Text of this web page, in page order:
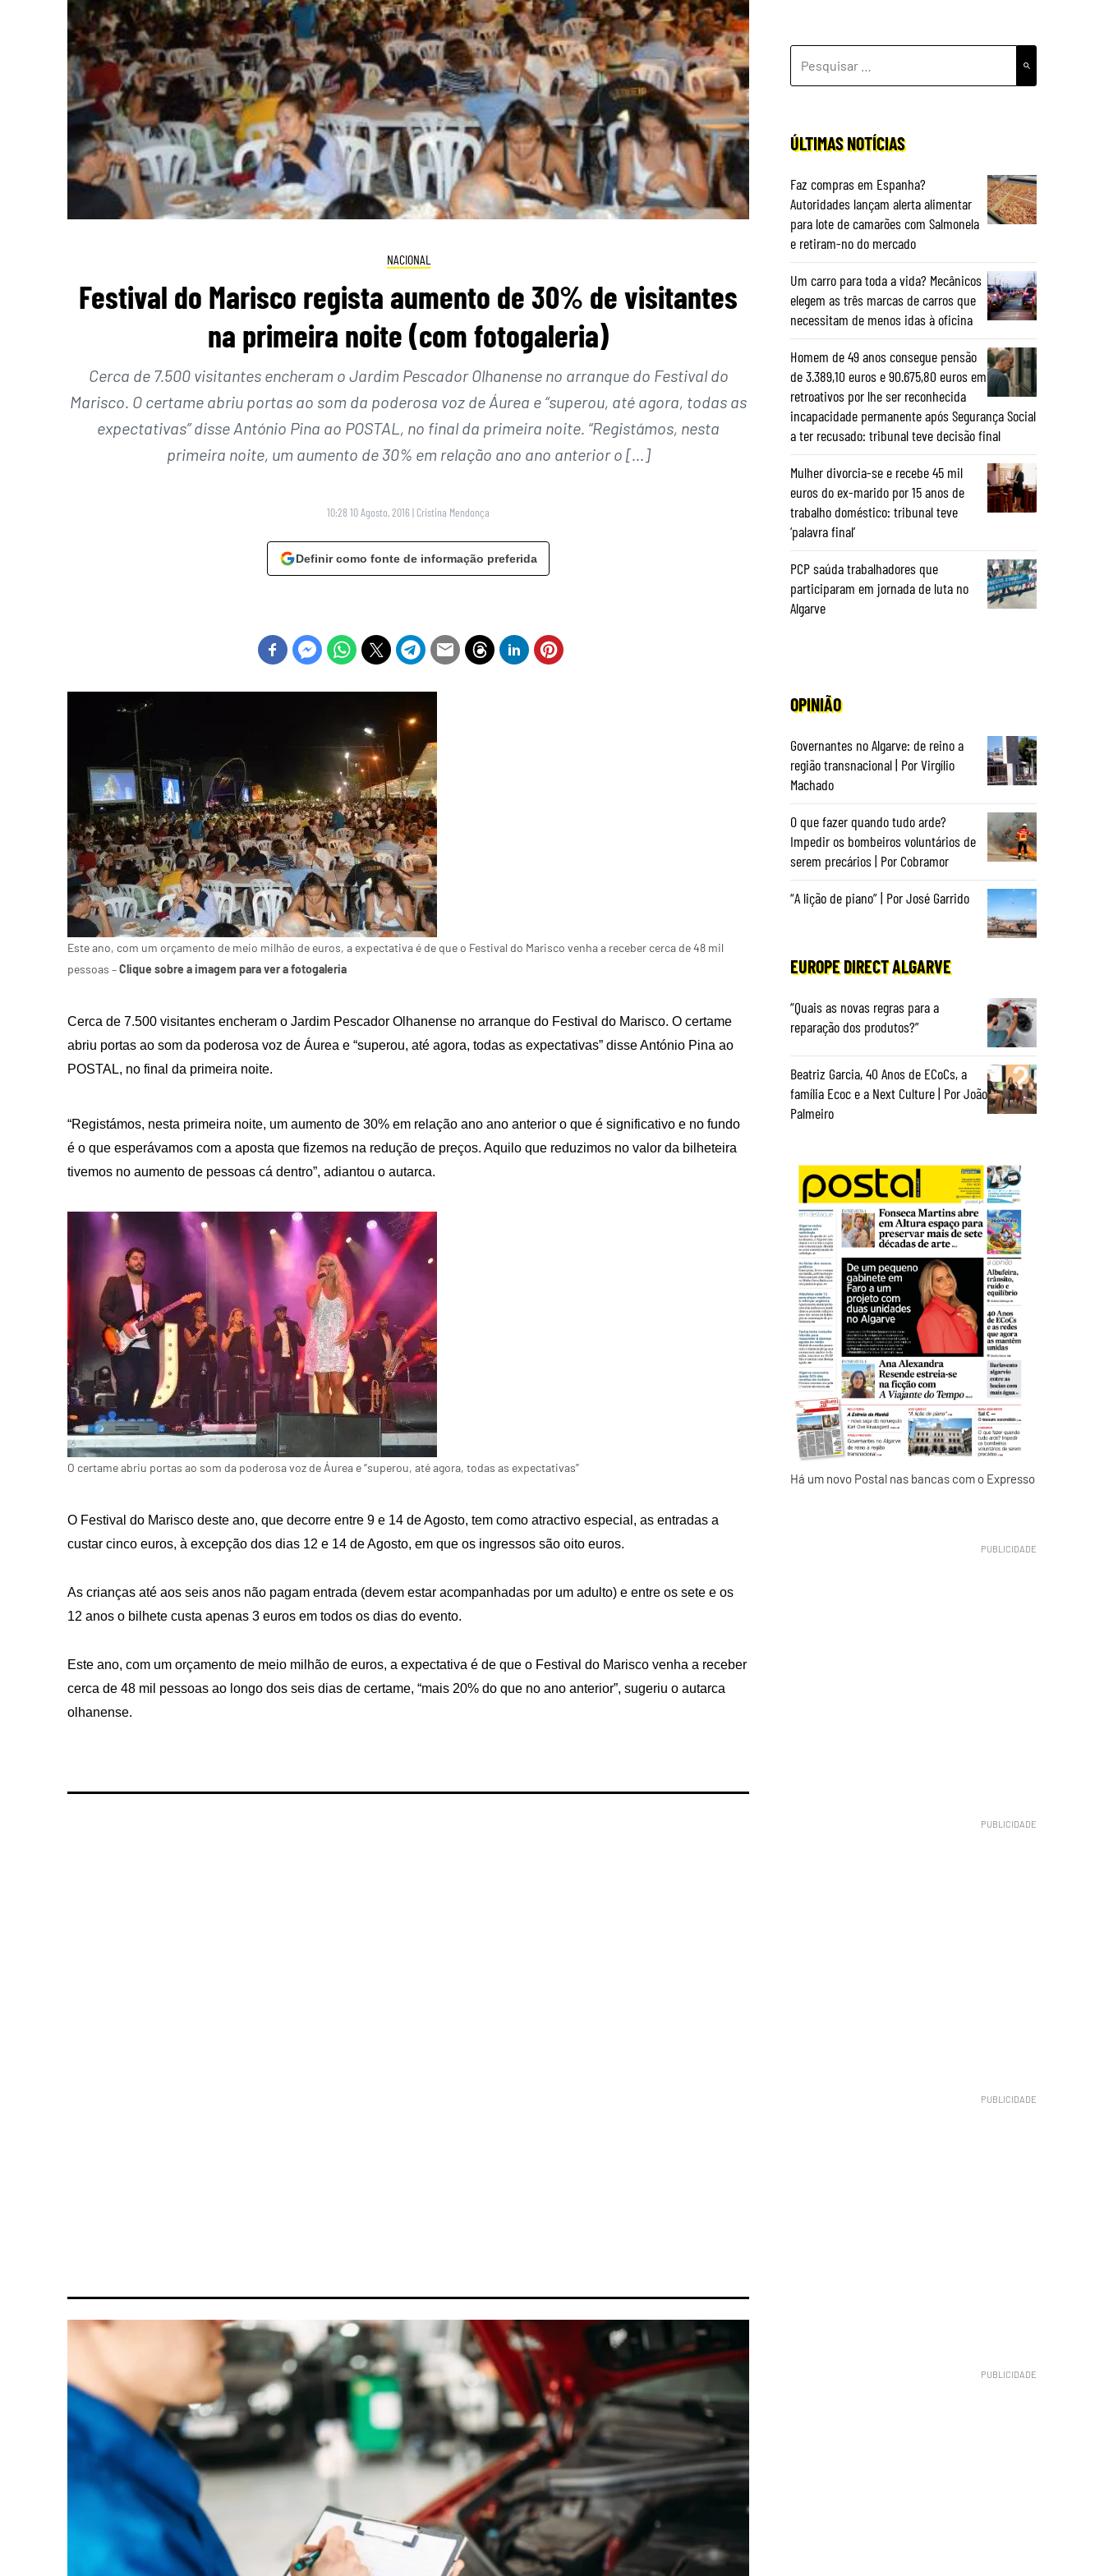
NACIONAL
Festival do Marisco regista aumento de 30% de visitantes
na primeira noite (com fotogaleria)
Cerca de 7.500 visitantes encheram o Jardim Pescador Olhanense no arranque do Festival do
Marisco. O certame abriu portas ao som da poderosa voz de Áurea e “superou, até agora, todas as
expectativas” disse António Pina ao POSTAL, no final da primeira noite. “Registámos, nesta
primeira noite, um aumento de 30% em relação ano ano anterior o […]
10:28 10 Agosto, 2016 | Cristina Mendonça
Definir como fonte de informação preferida
Este ano, com um orçamento de meio milhão de euros, a expectativa é de que o Festival do Marisco venha a receber cerca de 48 mil
pessoas –Clique sobre a imagem para ver a fotogaleria
Cerca de 7.500 visitantes encheram o Jardim Pescador Olhanense no arranque do Festival do Marisco. O certame
abriu portas ao som da poderosa voz de Áurea e “superou, até agora, todas as expectativas” disse António Pina ao
POSTAL, no final da primeira noite.
“Registámos, nesta primeira noite, um aumento de 30% em relação ano ano anterior o que é significativo e no fundo
é o que esperávamos com a aposta que fizemos na redução de preços. Aquilo que reduzimos no valor da bilheteira
tivemos no aumento de pessoas cá dentro”, adiantou o autarca.
O certame abriu portas ao som da poderosa voz de Áurea e “superou, até agora, todas as expectativas”
O Festival do Marisco deste ano, que decorre entre 9 e 14 de Agosto, tem como atractivo especial, as entradas a
custar cinco euros, à excepção dos dias 12 e 14 de Agosto, em que os ingressos são oito euros.
As crianças até aos seis anos não pagam entrada (devem estar acompanhadas por um adulto) e entre os sete e os
12 anos o bilhete custa apenas 3 euros em todos os dias do evento.
Este ano, com um orçamento de meio milhão de euros, a expectativa é de que o Festival do Marisco venha a receber
cerca de 48 mil pessoas ao longo dos seis dias de certame, “mais 20% do que no ano anterior”, sugeriu o autarca
olhanense.
POR:
ÚLTIMAS NOTÍCIAS
Faz compras em Espanha?
Autoridades lançam alerta alimentar
para lote de camarões com Salmonela
e retiram-no do mercado
Um carro para toda a vida? Mecânicos
elegem as três marcas de carros que
necessitam de menos idas à oficina
Homem de 49 anos consegue pensão
de 3.389,10 euros e 90.675,80 euros em
retroativos por lhe ser reconhecida
incapacidade permanente após Segurança Social
a ter recusado: tribunal teve decisão final
Mulher divorcia-se e recebe 45 mil
euros do ex-marido por 15 anos de
trabalho doméstico: tribunal teve
‘palavra final’
PCP saúda trabalhadores que
participaram em jornada de luta no
Algarve
OPINIÃO
Governantes no Algarve: de reino a
região transnacional | Por Virgílio
Machado
O que fazer quando tudo arde?
Impedir os bombeiros voluntários de
serem precários | Por Cobramor
“A lição de piano” | Por José Garrido
EUROPE DIRECT ALGARVE
“Quais as novas regras para a
reparação dos produtos?”
Beatriz Garcia, 40 Anos de ECoCs, a
família Ecoc e a Next Culture | Por João
Palmeiro
Há um novo Postal nas bancas com o Expresso